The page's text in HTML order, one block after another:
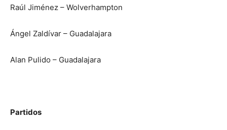
Raúl Jiménez – Wolverhampton
Ángel Zaldívar – Guadalajara
Alan Pulido – Guadalajara
Partidos